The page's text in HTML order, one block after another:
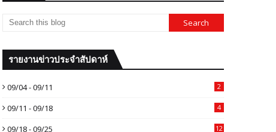
รายงานข่าวประจำสัปดาห์
09/04 - 09/11 2
09/11 - 09/18 4
09/18 - 09/25 12